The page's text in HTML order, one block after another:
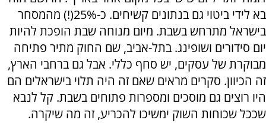
בא לידי ביטוי גם בנתונים קשיחים. כ-25%(!) מהמסחר
בישראל מתרחש בשבת. מיום מנוחה שבת הופכת להיות
יום סידורים ושופינג. בתל-אביב, שם החוק מתיר פתיחה
מבוקרת של עסקים, יש סחף כללי. אבל גם ברחבי הארץ,
זה הכיוון. סקרים מראים שאם זה היה תלוי בישראלים הם
היו רוצים גם מוסכים ומספרות פתוחים בשבת. קל לנבא
שככל שכוחות השוק ימשיכו להכריע, זה מה שיקרה.